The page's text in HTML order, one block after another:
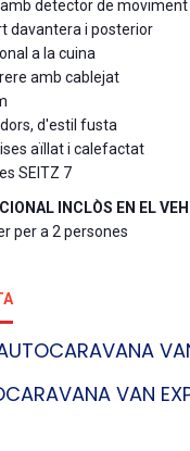
amb detector de moviment
davantera i posterior
a la cuina
amb cablejat
d'estil fusta
aïllat i calefactat
SEITZ 7
INCLÒS EN EL
per a 2 persones
VAN